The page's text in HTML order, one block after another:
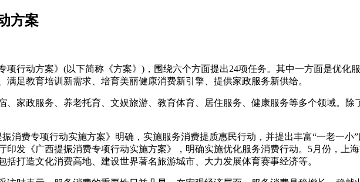
方案
项行动方案》(以下简称《方案》)，围绕六个方面提出24项任务。其中一方面是优化
足教育培训新需求、培育美丽健康消费新引擎、提供家政服务新供给。
、家政服务、养老托育、文娱旅游、教育体育、居住服务、健康服务等多个领域。
消费专项行动实施方案》明确，实施服务消费提质惠民行动，并提出丰富“一老一小
发《广西提振消费专项行动实施方案》，明确实施优化服务消费行动。5月份，上
打造文化消费高地、建设世界著名旅游城市、大力发展体育赛事经济等。